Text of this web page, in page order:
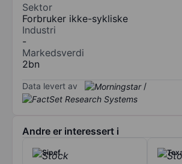
Sektor
Forbruker ikke-sykliske
Industri
-
Markedsverdi
2bn
Data levert av /
Andre er interessert i
Sipef